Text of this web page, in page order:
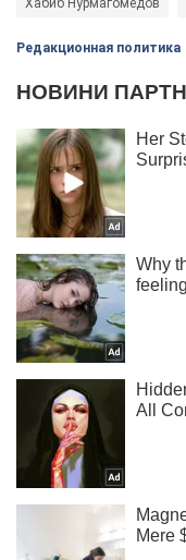
Редакционная политика